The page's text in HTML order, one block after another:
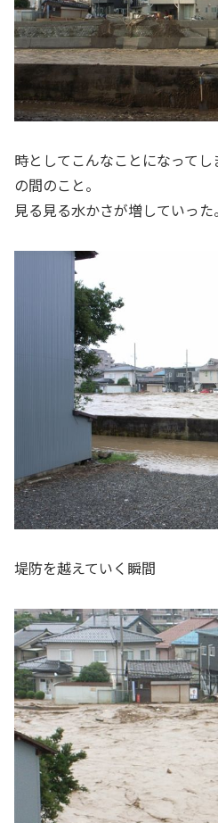
時としてこんなことになって
の間のこと。
見る見る水かさが増していった。
堤防を越えていく瞬間